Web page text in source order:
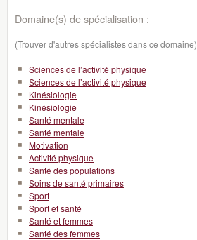
Domaine(s) de spécialisation :
(Trouver d'autres spécialistes dans ce domaine)
Sciences de l’activité physique
Sciences de l’activité physique
Kinésiologie
Kinésiologie
Santé mentale
Santé mentale
Motivation
Activité physique
Santé des populations
Soins de santé primaires
Sport
Sport et santé
Santé et femmes
Santé des femmes